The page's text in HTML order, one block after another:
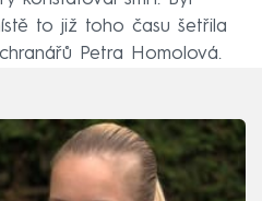
to již toho času šetřila
Petra Homolová.